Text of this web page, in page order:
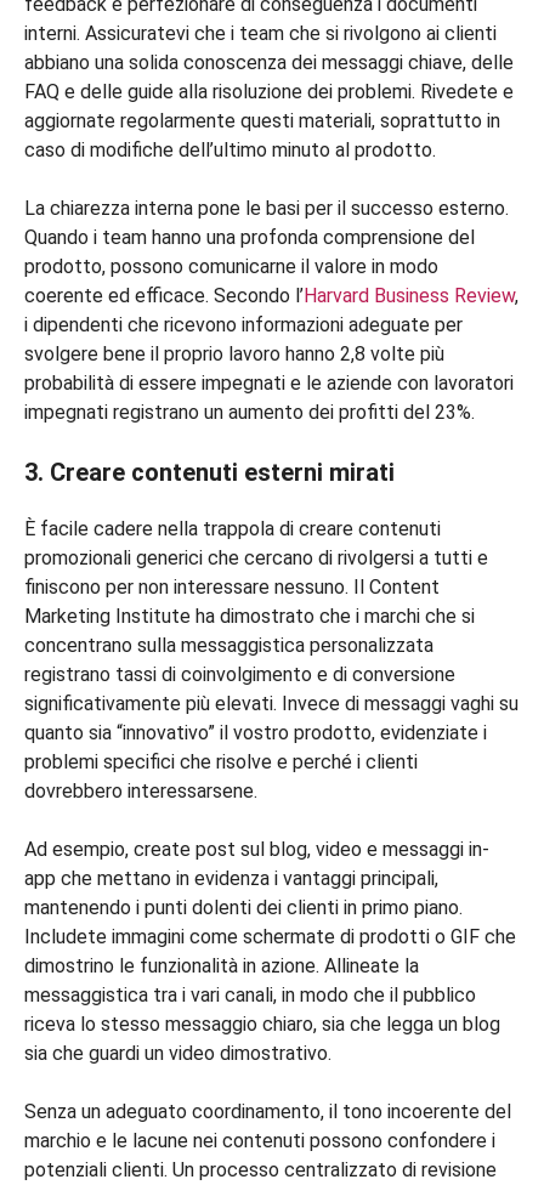
interni. Assicuratevi che i team che si rivolgono ai clienti
abbiano una solida conoscenza dei messaggi chiave, delle
FAQ e delle guide alla risoluzione dei problemi. Rivedete e
aggiornate regolarmente questi materiali, soprattutto in
caso di modifiche dell’ultimo minuto al prodotto.
La chiarezza interna pone le basi per il successo esterno.
Quando i team hanno una profonda comprensione del
prodotto, possono comunicarne il valore in modo
coerente ed efficace. Secondo l’Harvard Business Review,
i dipendenti che ricevono informazioni adeguate per
svolgere bene il proprio lavoro hanno 2,8 volte più
probabilità di essere impegnati e le aziende con lavoratori
impegnati registrano un aumento dei profitti del 23%.
3. Creare contenuti esterni mirati
È facile cadere nella trappola di creare contenuti
promozionali generici che cercano di rivolgersi a tutti e
finiscono per non interessare nessuno. Il Content
Marketing Institute ha dimostrato che i marchi che si
concentrano sulla messaggistica personalizzata
registrano tassi di coinvolgimento e di conversione
significativamente più elevati. Invece di messaggi vaghi su
quanto sia “innovativo” il vostro prodotto, evidenziate i
problemi specifici che risolve e perché i clienti
dovrebbero interessarsene.
Ad esempio, create post sul blog, video e messaggi in-
app che mettano in evidenza i vantaggi principali,
mantenendo i punti dolenti dei clienti in primo piano.
Includete immagini come schermate di prodotti o GIF che
dimostrino le funzionalità in azione. Allineate la
messaggistica tra i vari canali, in modo che il pubblico
riceva lo stesso messaggio chiaro, sia che legga un blog
sia che guardi un video dimostrativo.
Senza un adeguato coordinamento, il tono incoerente del
marchio e le lacune nei contenuti possono confondere i
potenziali clienti. Un processo centralizzato di revisione